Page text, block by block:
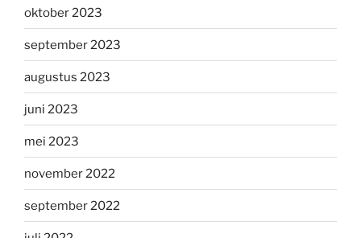
oktober 2023
september 2023
augustus 2023
juni 2023
mei 2023
november 2022
september 2022